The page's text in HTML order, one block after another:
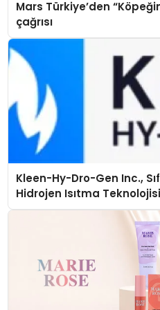
Mars Türkiye’den
çağrısı
Kleen-Hy-Dro-Gen Inc.,
Hidrojen Isıtma
Düzenleyici Onaylarını